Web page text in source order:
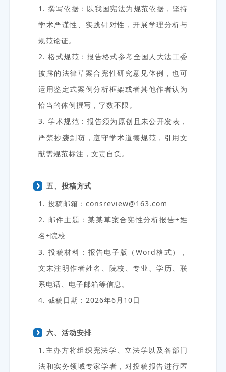
1. 撰写依据：以我国宪法为规范依据，坚持
学术严谨性、实践针对性，开展学理分析与
规范论证。
2. 格式规范：报告格式参考全国人大法工委
披露的法律草案合宪性研究意见体例，也可
运用鉴定式案例分析框架或者其他作者认为
恰当的体例撰写，字数不限。
3. 学术规范：报告须为原创且未公开发表，
严禁抄袭剽窃，遵守学术道德规范，引用文
献需规范标注，文责自负。
五、投稿方式
1. 投稿邮箱：consreview@163.com
2. 邮件主题：某某草案合宪性分析报告+姓
名+院校
3. 投稿材料：报告电子版（Word格式），
文末注明作者姓名、院校、专业、学历、联
系电话、电子邮箱等信息。
4. 截稿日期：2026年6月10日
六、活动安排
1.主办方将组织宪法学、立法学以及各部门
法和实务领域专家学者，对投稿报告进行匿